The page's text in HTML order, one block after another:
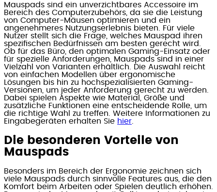
Mauspads sind ein unverzichtbares Accessoire im
Bereich des Computerzubehörs, da sie die Leistung
von Computer-Mäusen optimieren und ein
angenehmeres Nutzungserlebnis bieten. Für viele
Nutzer stellt sich die Frage, welches Mauspad ihren
spezifischen Bedürfnissen am besten gerecht wird.
Ob für das Büro, den optimalen Gaming-Einsatz oder
für spezielle Anforderungen, Mauspads sind in einer
Vielzahl von Varianten erhältlich. Die Auswahl reicht
von einfachen Modellen über ergonomische
Lösungen bis hin zu hochspezialisierten Gaming-
Versionen, um jeder Anforderung gerecht zu werden.
Dabei spielen Aspekte wie Material, Größe und
zusätzliche Funktionen eine entscheidende Rolle, um
die richtige Wahl zu treffen. Weitere Informationen zu
Eingabegeräten erhalten Sie hier
Die besonderen Vorteile von
Mauspads
Besonders im Bereich der Ergonomie zeichnen sich
viele Mauspads durch sinnvolle Features aus, die den
Komfort beim Arbeiten oder Spielen deutlich erhöhen.